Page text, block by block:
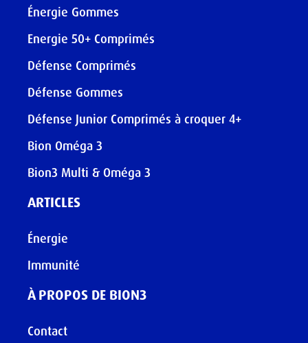
Énergie Gommes
Energie 50+ Comprimés
Défense Comprimés
Défense Gommes
Défense Junior Comprimés à croquer 4+
Bion Oméga 3
Bion3 Multi & Oméga 3
ARTICLES
Énergie
Immunité
À PROPOS DE BION3
Contact